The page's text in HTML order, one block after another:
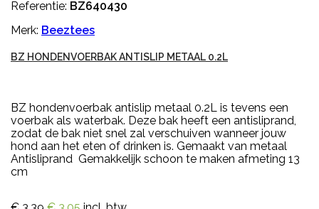
Referentie: BZ640430
Merk: Beeztees
BZ HONDENVOERBAK ANTISLIP METAAL 0.2L
BZ hondenvoerbak antislip metaal 0.2L is tevens een
voerbak als waterbak. Deze bak heeft een antisliprand,
zodat de bak niet snel zal verschuiven wanneer jouw
hond aan het eten of drinken is. Gemaakt van metaal
Antisliprand Gemakkelijk schoon te maken afmeting 13
cm